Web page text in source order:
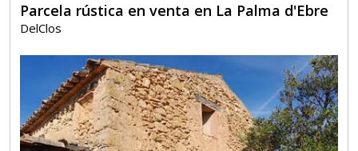
Parcela rústica en venta en La Palma d'Ebre
DelClos